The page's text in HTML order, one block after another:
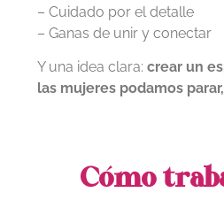
– Cuidado por el detalle
– Ganas de unir y conectar
Y una idea clara: crear un
las mujeres podamos
Cómo